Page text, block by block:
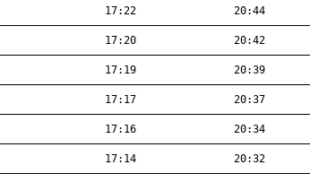
17:22 20:44
17:20 20:42
17:19 20:39
17:17 20:37
17:16 20:34
17:14 20:32